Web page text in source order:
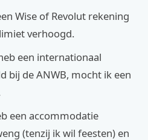
Wise of Revolut rekening
verhoogd.
een internationaal
bij de ANWB, mocht ik een
een accommodatie
(tenzij ik wil feesten) en